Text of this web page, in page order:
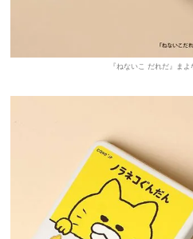
『ねないこ だれだ』ま